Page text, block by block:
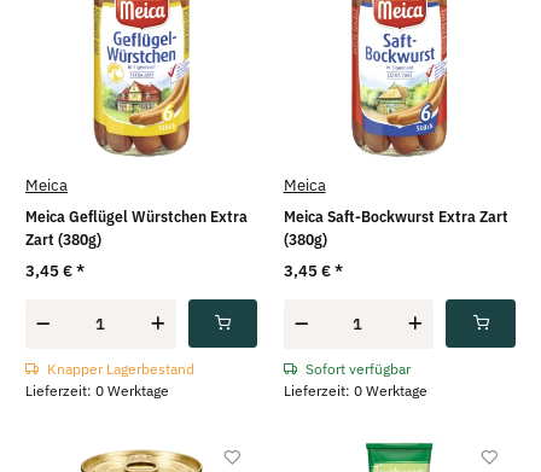
Meica
Meica Geflügel Würstchen Extra
Zart (380g)
3,45 €*
Knapper Lagerbestand
Lieferzeit: 0 Werktage
Meica
Meica Saft-Bockwurst Extra Zart
(380g)
3,45 €*
Sofort verfügbar
Lieferzeit: 0 Werktage